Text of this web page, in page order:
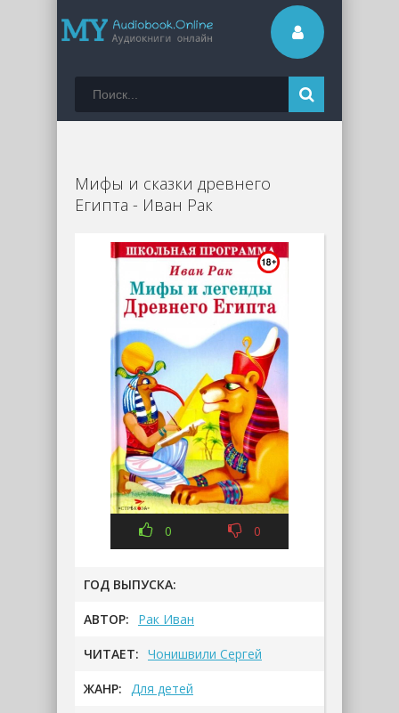
Мифы и сказки древнего
Египта - Иван Рак
0 0
ГОД ВЫПУСКА:
АВТОР: Рак Иван
ЧИТАЕТ: Чонишвили Сергей
ЖАНР: Для детей